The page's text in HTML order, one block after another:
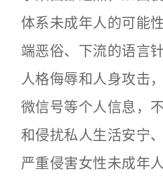
体系未成年人的可能
端恶俗、下流的语言
人格侮辱和人身攻击
微信号等个人信息，
和侵扰私人生活安宁
严重侵害女性未成年